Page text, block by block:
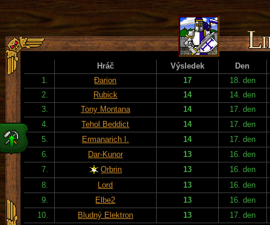
Hráč Výsledek
Den
1.
Đarion 17
18. den
2.
Rubick 14
14. den
3.
Tony Montana 14
17. den
4.
Tehol Beddict 14
17. den
5.
Ermanarich I. 14
17. den
6.
Dar-Kunor 13
16. den
7.
Orbrin 13
16. den
8.
Lord 13
16. den
9.
Elbe2 13
16. den
10.
Bludný Elektron 13 17. den